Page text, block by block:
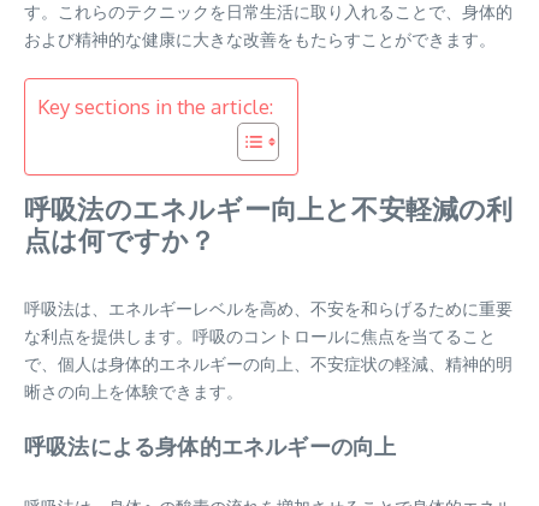
す。これらのテクニックを日常生活に取り入れることで、身体的
および精神的な健康に大きな改善をもたらすことができます。
Key sections in the article:
呼吸法のエネルギー向上と不安軽減の利
点は何ですか？
呼吸法は、エネルギーレベルを高め、不安を和らげるために重要
な利点を提供します。呼吸のコントロールに焦点を当てること
で、個人は身体的エネルギーの向上、不安症状の軽減、精神的明
晰さの向上を体験できます。
呼吸法による身体的エネルギーの向上